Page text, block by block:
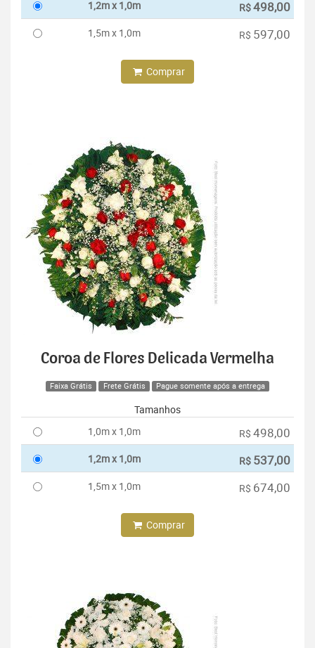
1,2m x 1,0m R$498,00
1,5m x 1,0m R$ 597,00
Comprar
Coroa de Flores Delicada Vermelha
Faixa Grátis Frete Grátis Pague somente após a entrega
Tamanhos
1,0m x 1,0m
R$ 498,00
1,2m x 1,0m R$ 537,00
1,5m x 1,0m R$ 674,00
Comprar